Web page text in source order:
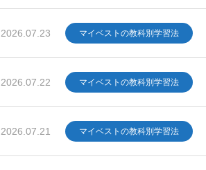
2026.07.23 マイベストの教科別学習法
2026.07.22 マイベストの教科別学習法
2026.07.21 マイベストの教科別学習法